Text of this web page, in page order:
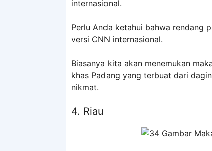
internasional.
Perlu Anda ketahui bahwa rendang
versi CNN internasional.
Biasanya kita akan menemukan
khas Padang yang terbuat dari
nikmat.
4. Riau